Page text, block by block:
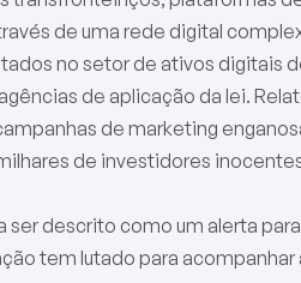
de uma rede digital
no setor de ativos digitais
de aplicação da lei.
de marketing
de investidores
descrito como um alerta
tem lutado para